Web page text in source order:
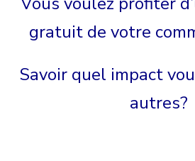
gratuit de votre
Savoir quel impact
autres?